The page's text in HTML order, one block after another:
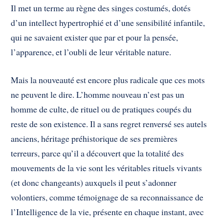
Il met un terme au règne des singes costumés, dotés
d’un intellect hypertrophié et d’une sensibilité infantile,
qui ne savaient exister que par et pour la pensée,
l’apparence, et l’oubli de leur véritable nature.
Mais la nouveauté est encore plus radicale que ces mots
ne peuvent le dire. L’homme nouveau n’est pas un
homme de culte, de rituel ou de pratiques coupés du
reste de son existence. Il a sans regret renversé ses autels
anciens, héritage préhistorique de ses premières
terreurs, parce qu’il a découvert que la totalité des
mouvements de la vie sont les véritables rituels vivants
(et donc changeants) auxquels il peut s’adonner
volontiers, comme témoignage de sa reconnaissance de
l’Intelligence de la vie, présente en chaque instant, avec